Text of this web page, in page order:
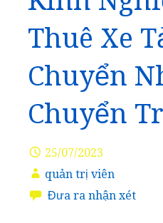
Thuê Xe
Chuyển
Chuyển
25/07/2023
quản trị viên
Đưa ra nhận xét